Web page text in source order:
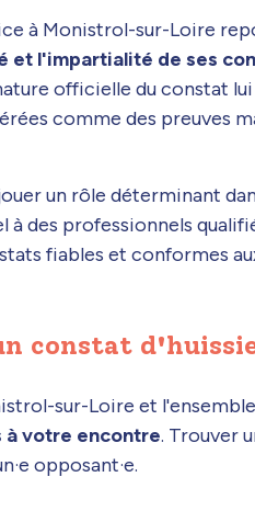
à Monistrol-sur-Loire
et l'impartialité de ses
officielle du constat
comme des preuves
un rôle déterminant
des professionnels
fiables et conformes
constat
sur-Loire et
votre encontre. Trouver
opposant·e.